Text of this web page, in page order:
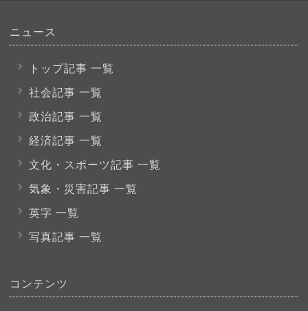
ニュース
トップ記事 一覧
社会記事 一覧
政治記事 一覧
経済記事 一覧
文化・スポーツ記事 一覧
気象・災害記事 一覧
英字 一覧
写真記事 一覧
コンテンツ